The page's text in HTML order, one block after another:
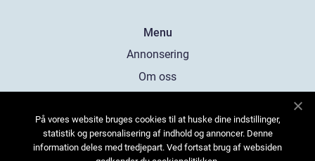
Menu
Annonsering
Om oss
Kontakta oss
Sitemap
På vores website bruges cookies til at huske dine indstillinger,
statistik og personalisering af indhold og annoncer. Denne
information deles med tredjepart. Ved fortsat brug af websiden